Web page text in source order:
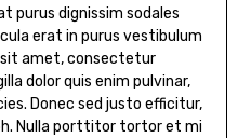
purus dignissim sodales
erat in purus vestibulum
sit amet, consectetur
dolor quis enim pulvinar,
Donec sed justo efficitur,
Nulla porttitor tortor et mi